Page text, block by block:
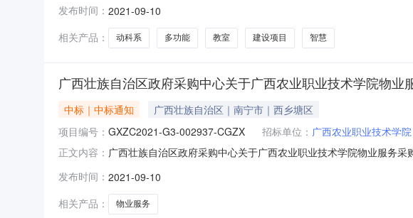
治区本级报价起止时间：2021-09-0212:34-2021-09-0712:34二、采
发布时间： 2021-09-10
相关产品：
动科系 多功能 教室 建设项目 智慧
广西壮族自治区政府采购中心关于广西农业职业技术学院物
中标｜中标通知
广西壮族自治区｜南宁市｜西乡塘区
项目编号： GXZC2021-G3-002937-CGZX 招标单位： 广西农业职业技术学院
正文内容： 广西壮族自治区政府采购中心关于广西农业职业技术学院物业服务
服务有限责任公司南宁市新民路4号华星时代广场名仕阁9层904号房
发布时间： 2021-09-10
相关产品：
物业服务